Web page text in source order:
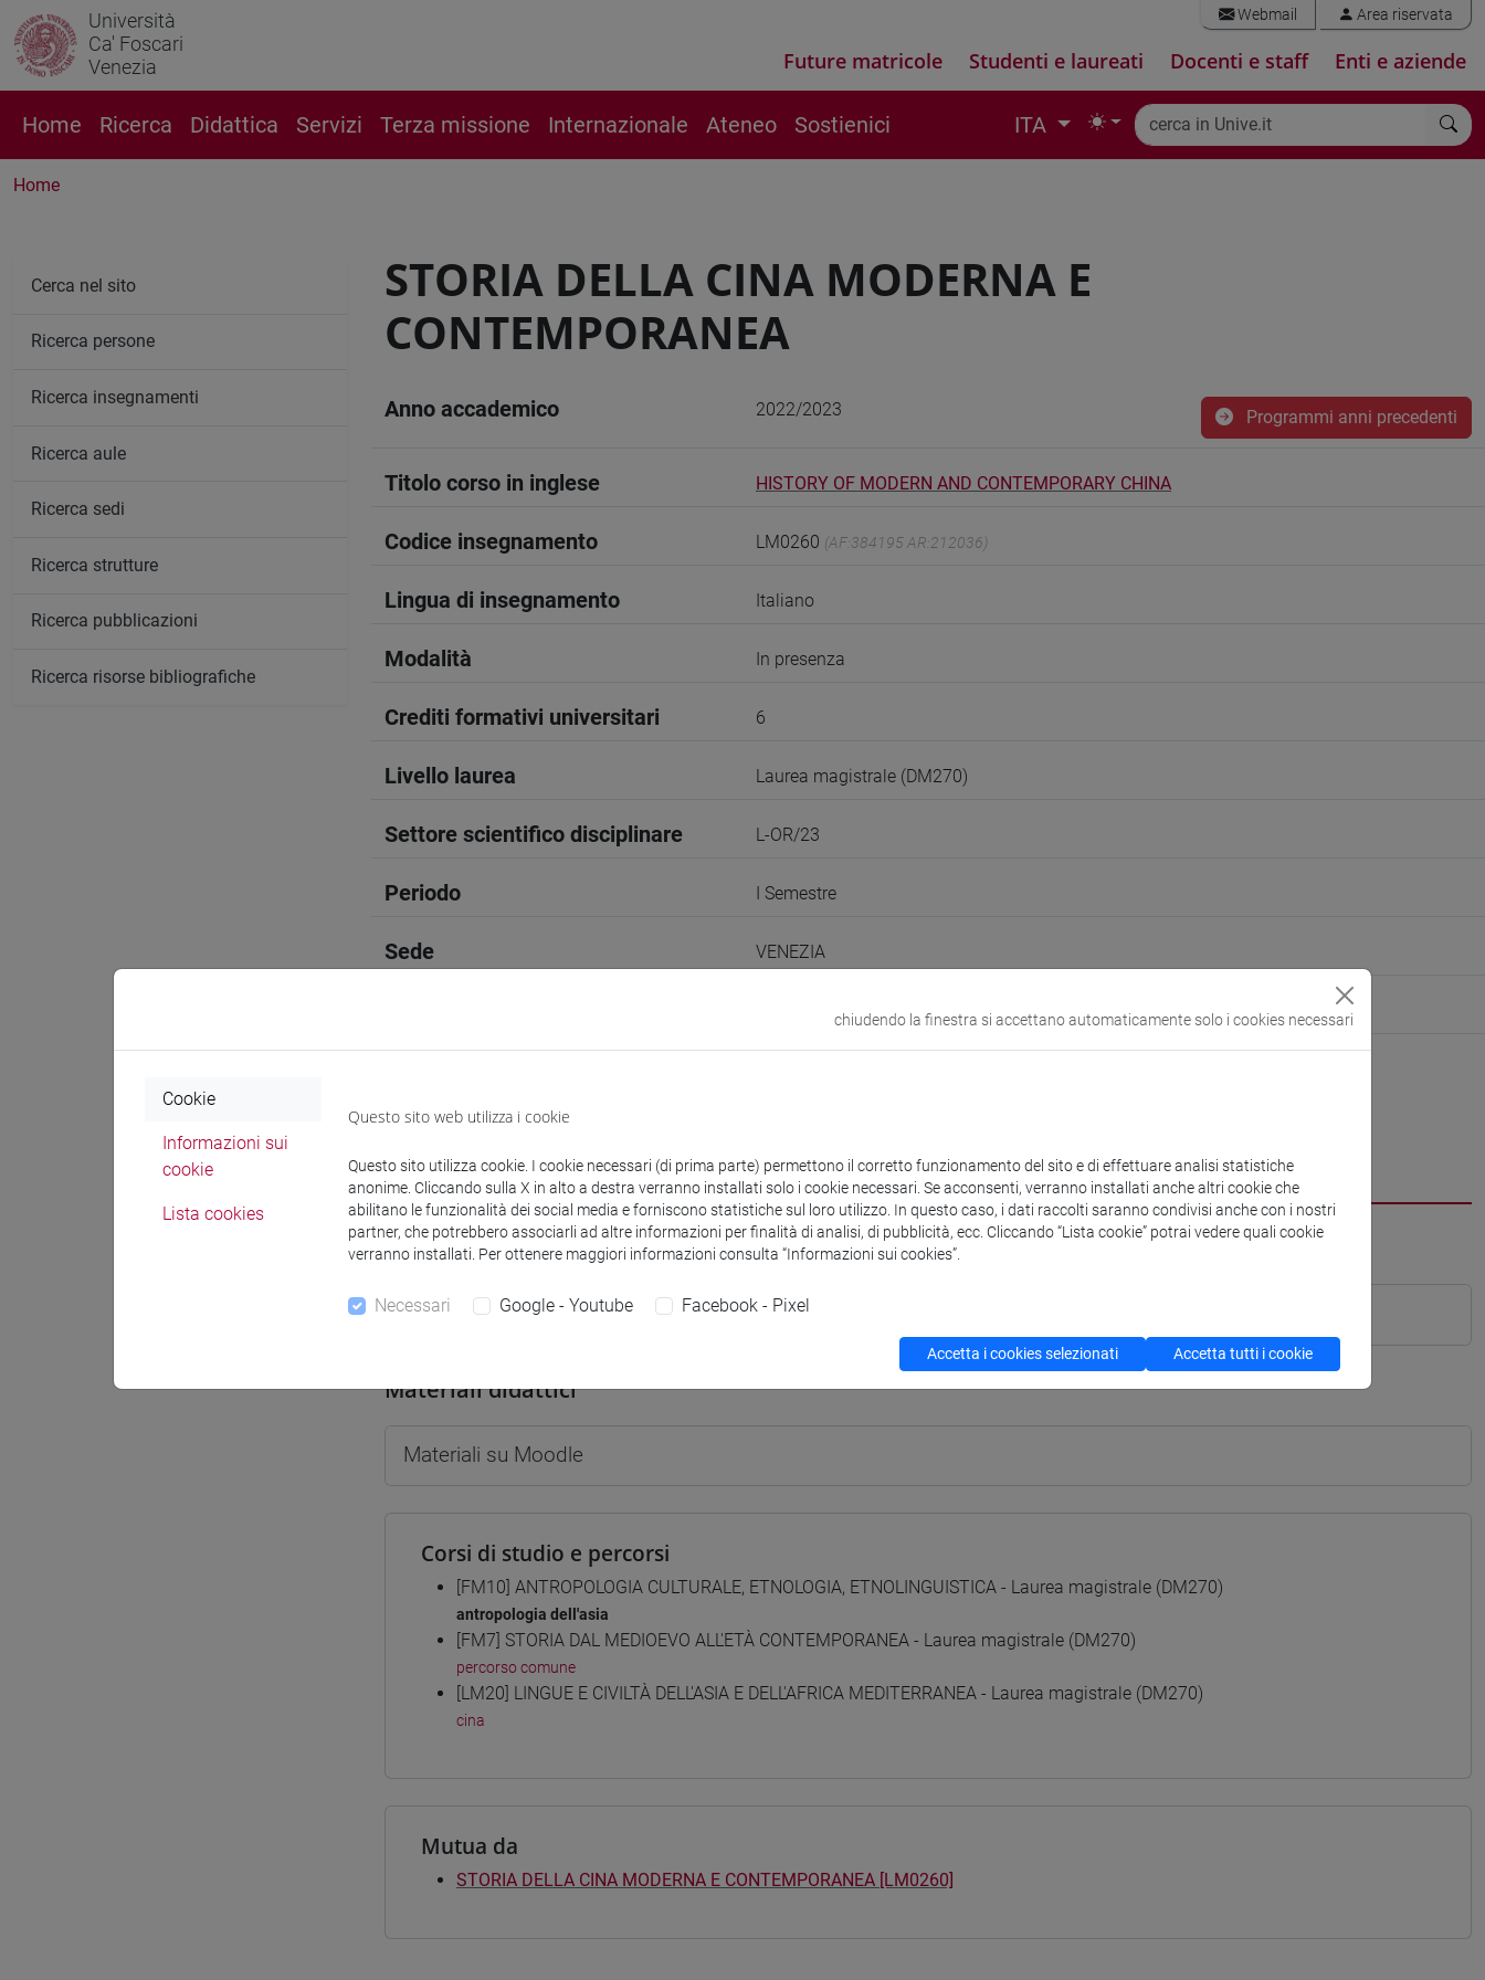
Università
Ca' Foscari
Venezia
Webmail Area riservata
Future matricole Studenti e laureati Docenti e staff Enti e aziende
Home Ricerca Didattica Servizi Terza missione Internazionale Ateneo Sostienici ITA
Home
STORIA DELLA CINA MODERNA E
CONTEMPORANEA
Anno accademico 2022/2023 Programmi anni precedenti
Titolo corso in inglese HISTORY OF MODERN AND CONTEMPORARY CHINA
Codice insegnamento LM0260 (AF:384195 AR:212036)
Lingua di insegnamento Italiano
Modalità In presenza
Crediti formativi universitari 6
Livello laurea Laurea magistrale (DM270)
Settore scientifico disciplinare L-OR/23
Periodo I Semestre
Sede VENEZIA
Link allo spazio del corso
Docenti e corsi di laurea Programma
Docenti
DE GIORGI Laura- 30h Lezione
Materiali didattici
Materiali su Moodle
Corsi di studio e percorsi
[FM10] ANTROPOLOGIA CULTURALE, ETNOLOGIA, ETNOLINGUISTICA - Laurea magistrale (DM270)
antropologia dell'asia
[FM7] STORIA DAL MEDIOEVO ALL'ETÀ CONTEMPORANEA - Laurea magistrale (DM270)
percorso comune
[LM20] LINGUE E CIVILTÀ DELL'ASIA E DELL'AFRICA MEDITERRANEA - Laurea magistrale (DM270)
cina
Mutua da
STORIA DELLA CINA MODERNA E CONTEMPORANEA [LM0260]
Cerca nel sito
Ricerca persone
Ricerca insegnamenti
Ricerca aule
Ricerca sedi
Ricerca strutture
Ricerca pubblicazioni
Ricerca risorse bibliografiche
chiudendo la finestra si accettano automaticamente solo i cookies necessari
Cookie
Informazioni sui
cookie
Lista cookies
Questo sito web utilizza i cookie
Questo sito utilizza cookie. I cookie necessari (di prima parte) permettono il corretto funzionamento del sito e di effettuare analisi statistiche
anonime. Cliccando sulla X in alto a destra verranno installati solo i cookie necessari. Se acconsenti, verranno installati anche altri cookie che
abilitano le funzionalità dei social media e forniscono statistiche sul loro utilizzo. In questo caso, i dati raccolti saranno condivisi anche con i nostri
partner, che potrebbero associarli ad altre informazioni per finalità di analisi, di pubblicità, ecc. Cliccando “Lista cookie” potrai vedere quali cookie
verranno installati. Per ottenere maggiori informazioni consulta “Informazioni sui cookies”.
Necessari Google - Youtube Facebook - Pixel
Accetta i cookies selezionati Accetta tutti i cookie